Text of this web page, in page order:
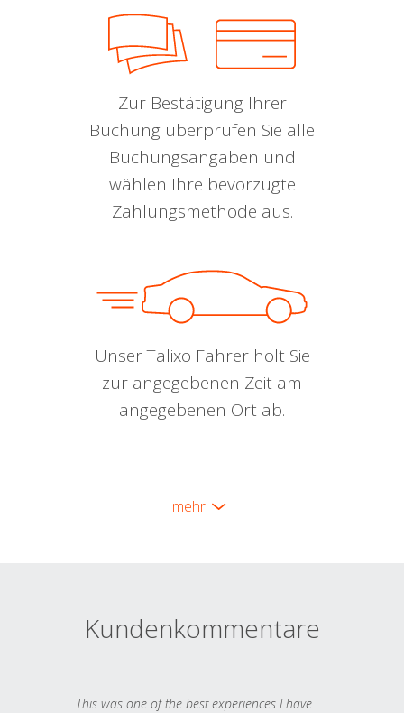
Zur Bestätigung Ihrer
Buchung überprüfen Sie alle
Buchungsangaben und
wählen Ihre bevorzugte
Zahlungsmethode aus.
Unser Talixo Fahrer holt Sie
zur angegebenen Zeit am
angegebenen Ort ab.
mehr
Kundenkommentare
This was one of the best experiences I have